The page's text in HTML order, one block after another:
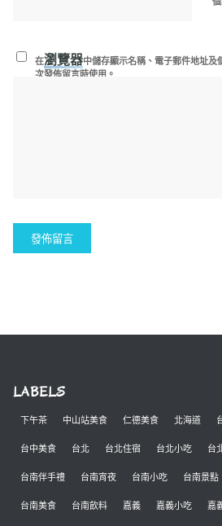
在瀏覽器中儲存顯示名稱、電子郵件地址及
次發佈留言時使用。
LABELS
下午茶 中山站美食 仁德美食 北海道
台中美食 台北 台北住宿 台北小吃 台
台南伴手禮 台南宵夜 台南小吃 台南景點
台南美食 台南飲料 嘉義 嘉義小吃 嘉